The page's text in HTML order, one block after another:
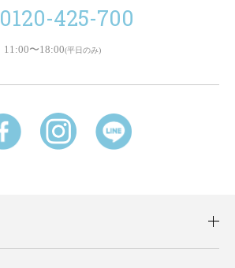
0120-425-700
11:00〜18:00(平日のみ)